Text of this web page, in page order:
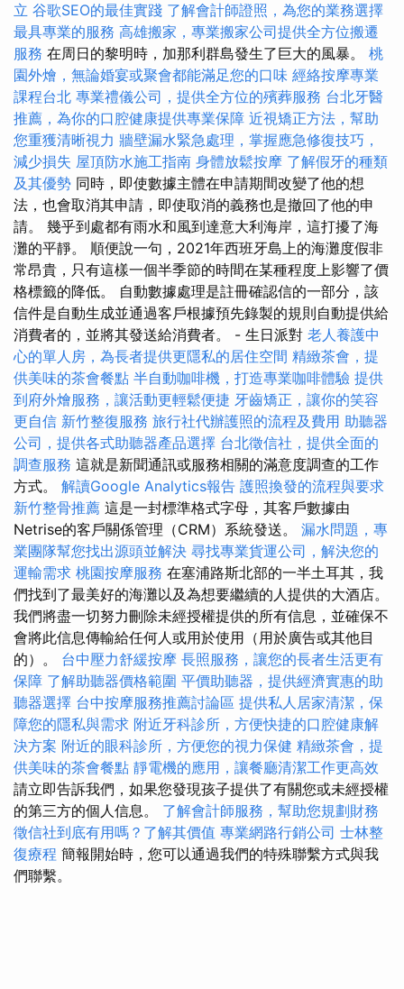
立 谷歌SEO的最佳實踐 了解會計師證照，為您的業務選擇
最具專業的服務 高雄搬家，專業搬家公司提供全方位搬遷
服務 在周日的黎明時，加那利群島發生了巨大的風暴。 桃
園外燴，無論婚宴或聚會都能滿足您的口味 經絡按摩專業
課程台北 專業禮儀公司，提供全方位的殯葬服務 台北牙醫
推薦，為你的口腔健康提供專業保障 近視矯正方法，幫助
您重獲清晰視力 牆壁漏水緊急處理，掌握應急修復技巧，
減少損失 屋頂防水施工指南 身體放鬆按摩 了解假牙的種類
及其優勢 同時，即使數據主體在申請期間改變了他的想
法，也會取消其申請，即使取消的義務也是撤回了他的申
請。 幾乎到處都有雨水和風到達意大利海岸，這打擾了海
灘的平靜。 順便說一句，2021年西班牙島上的海灘度假非
常昂貴，只有這樣一個半季節的時間在某種程度上影響了價
格標籤的降低。 自動數據處理是註冊確認信的一部分，該
信件是自動生成並通過客戶根據預先錄製的規則自動提供給
消費者的，並將其發送給消費者。 - 生日派對 老人養護中
心的單人房，為長者提供更隱私的居住空間 精緻茶會，提
供美味的茶會餐點 半自動咖啡機，打造專業咖啡體驗 提供
到府外燴服務，讓活動更輕鬆便捷 牙齒矯正，讓你的笑容
更自信 新竹整復服務 旅行社代辦護照的流程及費用 助聽器
公司，提供各式助聽器產品選擇 台北徵信社，提供全面的
調查服務 這就是新聞通訊或服務相關的滿意度調查的工作
方式。 解讀Google Analytics報告 護照換發的流程與要求
新竹整骨推薦 這是一封標準格式字母，其客戶數據由
Netrise的客戶關係管理（CRM）系統發送。 漏水問題，專
業團隊幫您找出源頭並解決 尋找專業貨運公司，解決您的
運輸需求 桃園按摩服務 在塞浦路斯北部的一半土耳其，我
們找到了最美好的海灘以及為想要繼續的人提供的大酒店。
我們將盡一切努力刪除未經授權提供的所有信息，並確保不
會將此信息傳輸給任何人或用於使用（用於廣告或其他目
的）。 台中壓力舒緩按摩 長照服務，讓您的長者生活更有
保障 了解助聽器價格範圍 平價助聽器，提供經濟實惠的助
聽器選擇 台中按摩服務推薦討論區 提供私人居家清潔，保
障您的隱私與需求 附近牙科診所，方便快捷的口腔健康解
決方案 附近的眼科診所，方便您的視力保健 精緻茶會，提
供美味的茶會餐點 靜電機的應用，讓餐廳清潔工作更高效
請立即告訴我們，如果您發現孩子提供了有關您或未經授權
的第三方的個人信息。 了解會計師服務，幫助您規劃財務
徵信社到底有用嗎？了解其價值 專業網路行銷公司 士林整
復療程 簡報開始時，您可以通過我們的特殊聯繫方式與我
們聯繫。